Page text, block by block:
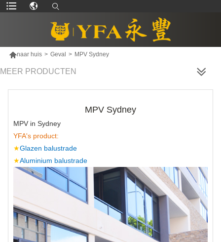
naar huis > Geval > MPV Sydney
MEER PRODUCTEN
MPV Sydney
MPV in Sydney
YFA's product:
★Glazen balustrade
★Aluminium balustrade